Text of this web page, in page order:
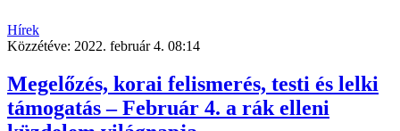
Hírek
Közzétéve: 2022. február 4. 08:14
Megelőzés, korai felismerés, testi és lelki
támogatás – Február 4. a rák elleni